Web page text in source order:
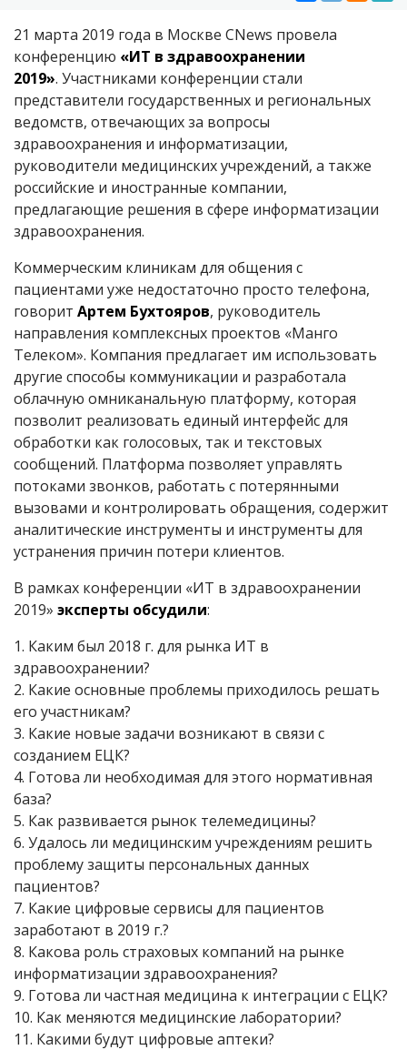
21 марта 2019 года в Москве CNews провела
конференцию «ИТ в здравоохранении
2019». Участниками конференции стали
представители государственных и региональных
ведомств, отвечающих за вопросы
здравоохранения и информатизации,
руководители медицинских учреждений, а также
российские и иностранные компании,
предлагающие решения в сфере информатизации
здравоохранения.
Коммерческим клиникам для общения с
пациентами уже недостаточно просто телефона,
говорит Артем Бухтояров, руководитель
направления комплексных проектов «Манго
Телеком». Компания предлагает им использовать
другие способы коммуникации и разработала
облачную омниканальную платформу, которая
позволит реализовать единый интерфейс для
обработки как голосовых, так и текстовых
сообщений. Платформа позволяет управлять
потоками звонков, работать с потерянными
вызовами и контролировать обращения, содержит
аналитические инструменты и инструменты для
устранения причин потери клиентов.
В рамках конференции «ИТ в здравоохранении
2019» эксперты обсудили:
1. Каким был 2018 г. для рынка ИТ в
здравоохранении?
2. Какие основные проблемы приходилось решать
его участникам?
3. Какие новые задачи возникают в связи с
созданием ЕЦК?
4. Готова ли необходимая для этого нормативная
база?
5. Как развивается рынок телемедицины?
6. Удалось ли медицинским учреждениям решить
проблему защиты персональных данных
пациентов?
7. Какие цифровые сервисы для пациентов
заработают в 2019 г.?
8. Какова роль страховых компаний на рынке
информатизации здравоохранения?
9. Готова ли частная медицина к интеграции с ЕЦК?
10. Как меняются медицинские лаборатории?
11. Какими будут цифровые аптеки?